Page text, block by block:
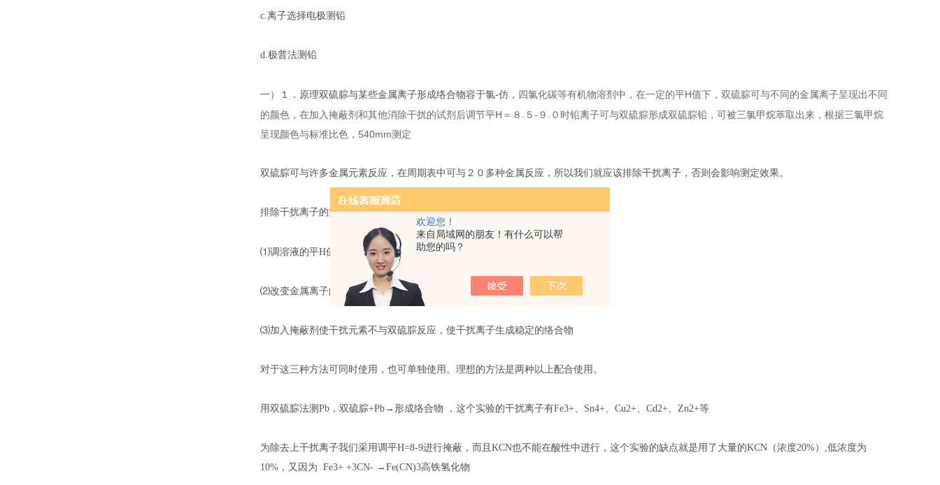
欢迎您！
来自局域网的朋友！有什么可以帮
助您的吗？
c.离子选择电极测铅
d.极普法测铅
一）１．原理双硫腙与某些金属离子形成络合物容于氯-仿 ，四氯化碳等有机物溶剂中，在一定的平H值下，双硫腙可与不同的金属离子呈现出不同
的颜色，在加入掩蔽剂和其他消除干扰的试剂后调节平H＝８.５-９.０时铅离子可与双硫腙形成双硫腙铅，可被三氯甲烷萃取出来，根据三氯甲烷
呈现颜色与标准比色，540mm测定
双硫腙可与许多金属元素反应，在周期表中可与２０多种金属反应，所以我们就应该排除干扰离子，否则会影响测定效果。
排除干扰离子的方法有
⑴调溶液的平H值（-理想的方法）
⑵改变金属离子的价数
⑶加入掩蔽剂使干扰元素不与双硫腙反应，使干扰离子生成稳定的络合物
对于这三种方法可同时使用，也可单独使用。理想的方法是两种以上配合使用。
用双硫腙法测Pb，双硫腙+Pb→形成络合物 ，这个实验的干扰离子有Fe3+、Sn4+、Cu2+、Cd2+、Zn2+等
为除去上干扰离子我们采用调平H=8-9进行掩蔽，而且KCN也不能在酸性中进行，这个实验的缺点就是用了大量的KCN（浓度20%）,低浓度为
10%，又因为 Fe3+ +3CN- →Fe(CN)3高铁氢化物